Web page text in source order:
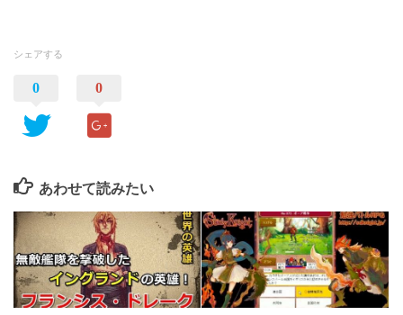
シェアする
0 0
あわせて読みたい